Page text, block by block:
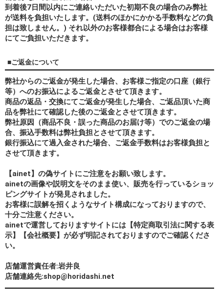
到着後7日間以内にご連絡いただいた初期不良の場合のみ弊社
が送料を負担いたします。(送料のほかにかかる手数料などの負
担は致しません。) それ以外のお客様都合による場合はお客様
にてご負担いただきます。
■ご返金について
弊社からのご返金が発生した場合、お客様ご指定の口座（銀行
等）へのお振込によるご返金とさせて頂きます。
商品の返品・交換にてご返金が発生した場合、ご返品頂いた商
品を弊社にて確認した後のご返金とさせて頂きます。
弊社原因（商品不良・誤った商品のお届け等）でのご返金の場
合、振込手数料は弊社負担とさせて頂きます。
銀行振込にて過入金された場合、ご返金手数料はお客様負担と
させて頂きます。
【ainet】の偽サイトにご注意をお願い致します。
ainetの画像や説明文をそのまま使い、販売を行っているショッ
ピングサイトが発見されました。
お客様に誤解を招くようなサイト構成になっておりますので、
十分ご注意ください。
ainetで運営しておりますサイトには【特定商取引法に関する表
示】【会社概要】が必ず明記されておりますのでご確認くださ
い。
店舗運営責任者:岩井良
店舗連絡先:shop@horidashi.net